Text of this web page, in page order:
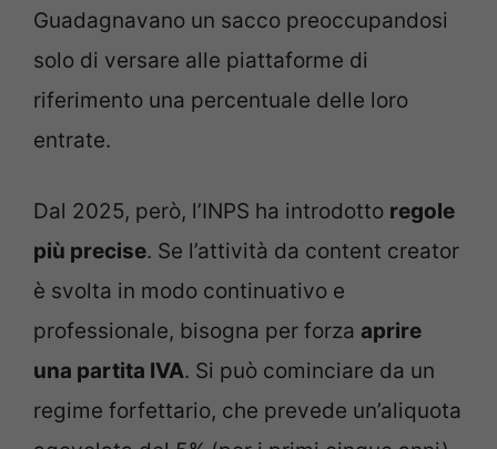
Guadagnavano un sacco preoccupandosi
solo di versare alle piattaforme di
riferimento una percentuale delle loro
entrate.
Dal 2025, però, l’INPS ha introdotto regole
più precise. Se l’attività da content creator
è svolta in modo continuativo e
professionale, bisogna per forza aprire
una partita IVA. Si può cominciare da un
regime forfettario, che prevede un’aliquota